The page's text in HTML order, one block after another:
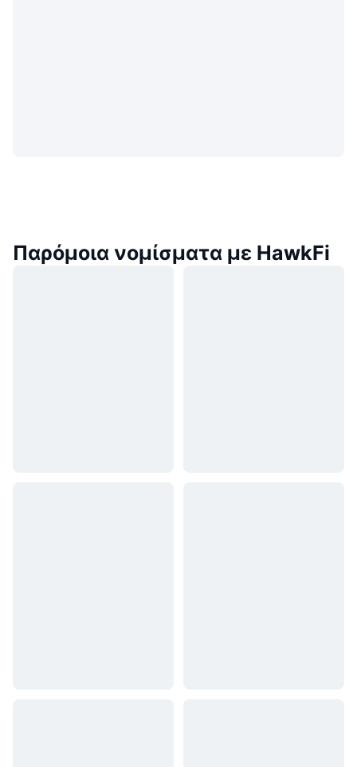
Παρόμοια νομίσματα με HawkFi